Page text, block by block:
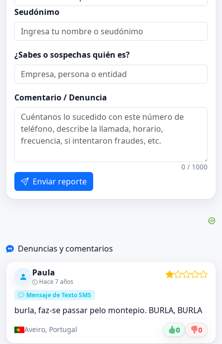
Seudónimo
¿Sabes o sospechas quién es?
Comentario / Denuncia
0 / 1000
Enviar reporte
Denuncias y comentarios
Paula
Hace 7 años
Mensaje de Texto SMS
burla, faz-se passar pelo montepio. BURLA, BURLA
Aveiro, Portugal 0 0